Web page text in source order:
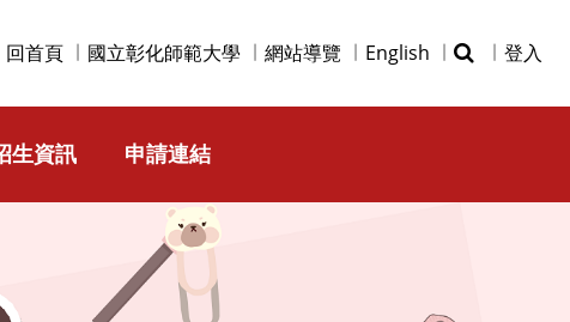
回首頁 國立彰化師範大學 網站導覽 English 登入
生資訊 申請連結